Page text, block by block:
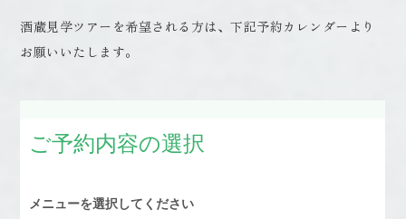
酒蔵見学ツアーを希望される方は、下記予約カレンダーより
お願いいたします。